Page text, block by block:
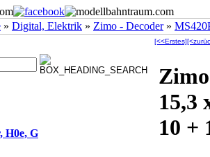
» Digital, Elektrik » Zimo - Decoder»
H0e, G
[<<Erstes]
15,3
10 +